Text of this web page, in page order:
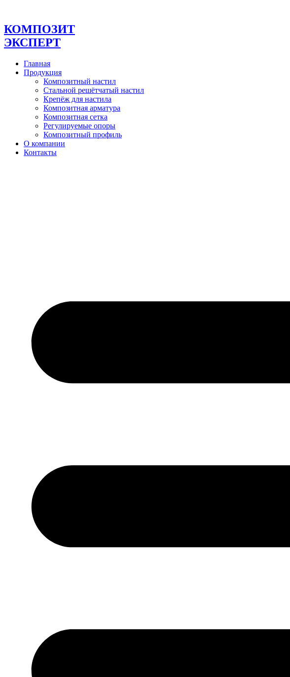
содержимому
КОМПОЗИТ
ЭКСПЕРТ
Главная
Продукция
Композитный настил
Стальной решётчатый настил
Крепёж для настила
Композитная арматура
Композитная сетка
Регулируемые опоры
Композитный профиль
О компании
Контакты